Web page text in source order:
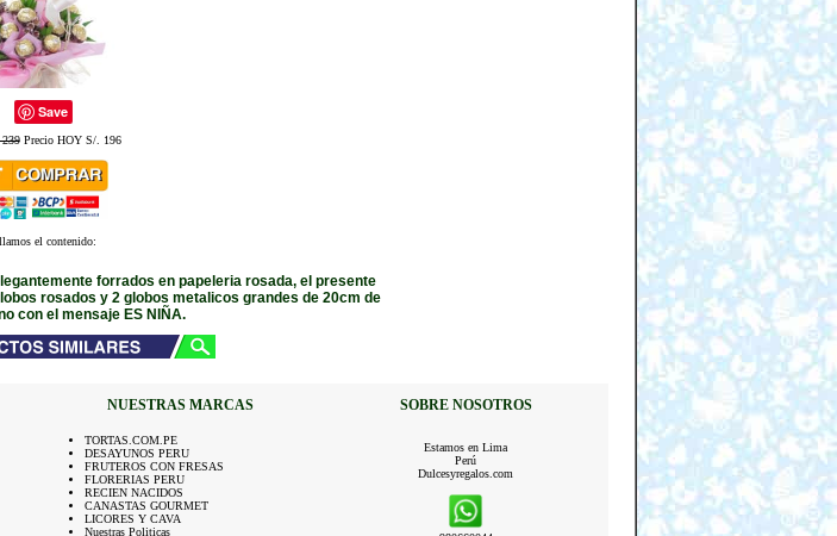
Save
Precio HOY S/. 196
el contenido:
forrados en papeleria rosada, el presente
rosados y 2 globos metalicos grandes de 20cm de
con el mensaje ES NIÑA.
NUESTRAS MARCAS SOBRE NOSOTROS
TORTAS.COM.PE
DESAYUNOS PERU
FRUTEROS CON FRESAS
FLORERIAS PERU
RECIEN NACIDOS
CANASTAS GOURMET
LICORES Y CAVA
Nuestras Politicas
Estamos en Lima
Perú
Dulcesyregalos.com